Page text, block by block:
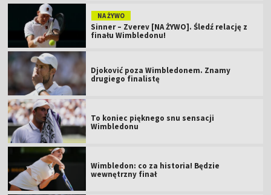
NA ŻYWO
Sinner – Zverev [NA ŻYWO]. Śledź relację z
finału Wimbledonu!
Djoković poza Wimbledonem. Znamy
drugiego finalistę
To koniec pięknego snu sensacji
Wimbledonu
Wimbledon: co za historia! Będzie
wewnętrzny finał